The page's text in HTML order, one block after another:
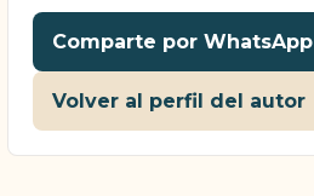
Comparte por WhatsApp
Volver al perfil del autor